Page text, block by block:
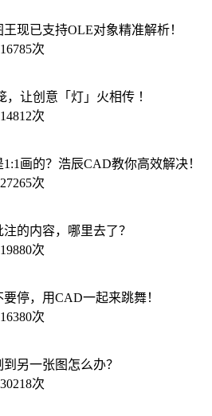
现已支持OLE对象精准解析！
次
，让创意「灯」火相传 ！
次
画的？浩辰CAD教你高效解决！
次
的内容，哪里去了？
次
停，用CAD一起来跳舞！
次
另一张图怎么办？
次